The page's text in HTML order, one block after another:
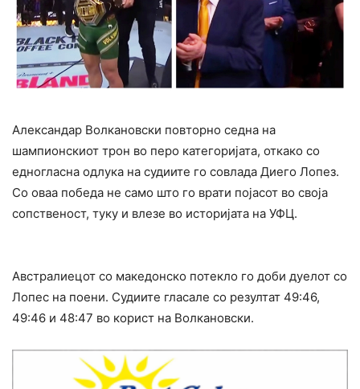
Александар Волкановски повторно седна на
шампионскиот трон во перо категоријата, откако со
едногласна одлука на судиите го совлада Диего Лопез.
Со оваа победа не само што го врати појасот во своја
сопственост, туку и влезе во историјата на УФЦ.
Австралиецот со македонско потекло го доби дуелот со
Лопес на поени. Судиите гласале со резултат 49:46,
49:46 и 48:47 во корист на Волкановски.